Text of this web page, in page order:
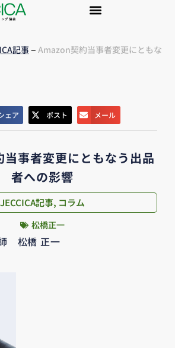
グ協会
記事– Amazon契約当事者変更にともな
ェア ポスト メール
事者変更にともなう出品
者への影響
JECCICA記事, コラム
松橋正一
松橋 正一